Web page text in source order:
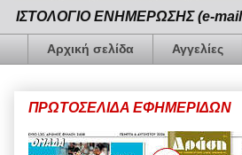
ΙΣΤΟΛΟΓΙΟ ΕΝΗΜΕΡΩΣΗΣ (e-
Αρχική σελίδα Αγγελίες
ΠΡΩΤΟΣΕΛΙΔΑ ΕΦΗΜΕΡΙΔΩΝ